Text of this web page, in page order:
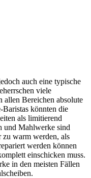
auch eine typische
viele
allen Bereichen absolute
Baristas könnten die
als limitierend
und Mahlwerke sind
zu warm werden, als
werden können
einschicken muss.
in den meisten Fällen